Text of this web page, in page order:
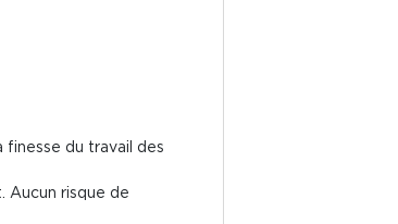
du travail des
Aucun risque de